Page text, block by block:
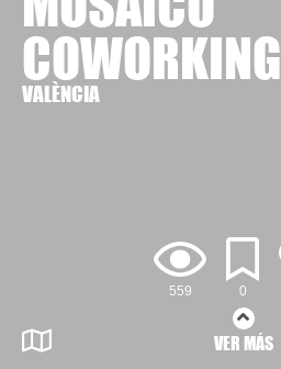
559 0
COWORKING
VALÈNCIA
VER MÁS